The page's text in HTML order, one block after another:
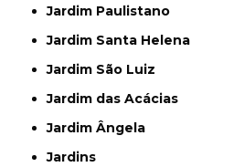
Jardim Paulistano
Jardim Santa Helena
Jardim São Luiz
Jardim das Acácias
Jardim Ângela
Jardins